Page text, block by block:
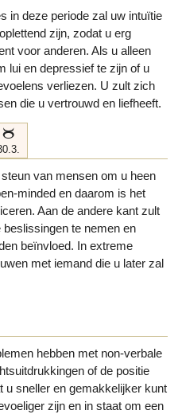
in deze periode zal uw intuïtie
zijn, zodat u erg
voor anderen. Als u alleen
lui en depressief te zijn of u
verliezen. U zult zich
die u vertrouwd en liefheeft.
b
van mensen om u heen
minded en daarom is het
Aan de andere kant zult
te nemen en
beïnvloed. In extreme
met iemand die u later zal
hebben met non-verbale
of de positie
u sneller en gemakkelijker kunt
zijn en in staat om een